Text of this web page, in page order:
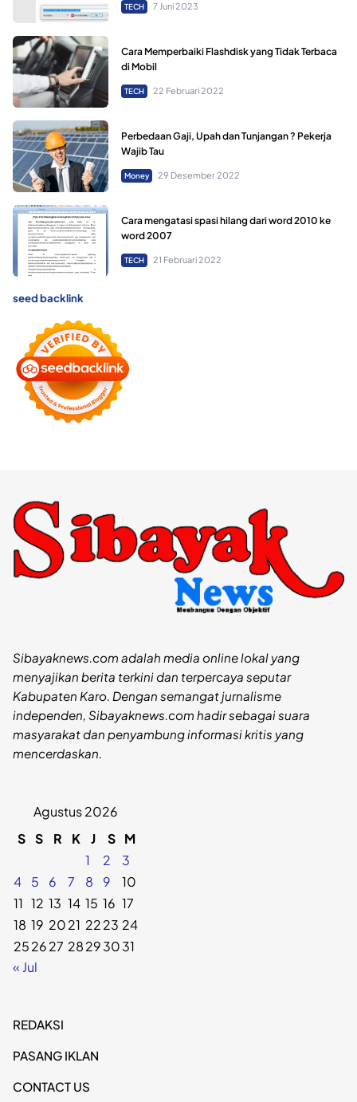
TECH 7 Juni 2023
Cara Memperbaiki Flashdisk yang Tidak Terbaca
di Mobil
TECH 22 Februari 2022
Perbedaan Gaji, Upah dan Tunjangan ? Pekerja
Wajib Tau
Money 29 Desember 2022
Cara mengatasi spasi hilang dari word 2010 ke
word 2007
TECH 21 Februari 2022
seed backlink
Sibayaknews.com adalah media online lokal yang
menyajikan berita terkini dan terpercaya seputar
Kabupaten Karo. Dengan semangat jurnalisme
independen, Sibayaknews.com hadir sebagai suara
masyarakat dan penyambung informasi kritis yang
mencerdaskan.
Agustus 2026
S S R K J S M
1
2
3
4
5 6 7 8 9
10
11 12 13 14 15 16 17
18 19 2021 2223 24
252627 28293031
« Jul
REDAKSI
PASANG IKLAN
CONTACT US